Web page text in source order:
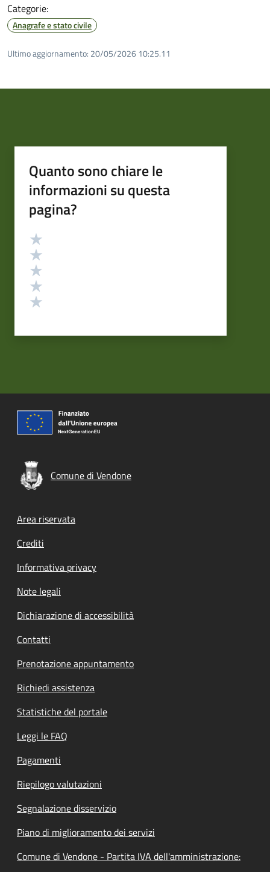
Categorie:
Anagrafe e stato civile
Ultimo aggiornamento: 20/05/2026 10:25.11
Quanto sono chiare le
informazioni su questa
pagina?
Valutazione
Comune di Vendone
Footer menu
Area riservata
Crediti
Informativa privacy
Note legali
Dichiarazione di accessibilità
Contatti
Prenotazione appuntamento
Richiedi assistenza
Statistiche del portale
Leggi le FAQ
Pagamenti
Riepilogo valutazioni
Segnalazione disservizio
Piano di miglioramento dei servizi
Comune di Vendone - Partita IVA dell'amministrazione: